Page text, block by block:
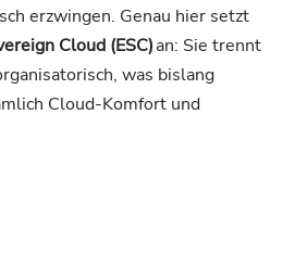
erzwingen. Genau hier setzt
Cloud (ESC)an: Sie trennt
was bislang
Cloud-Komfort und